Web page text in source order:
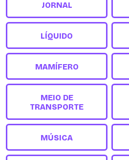
JORNAL
LÍQUIDO
MAMÍFERO
MEIO DE
TRANSPORTE
MÚSICA